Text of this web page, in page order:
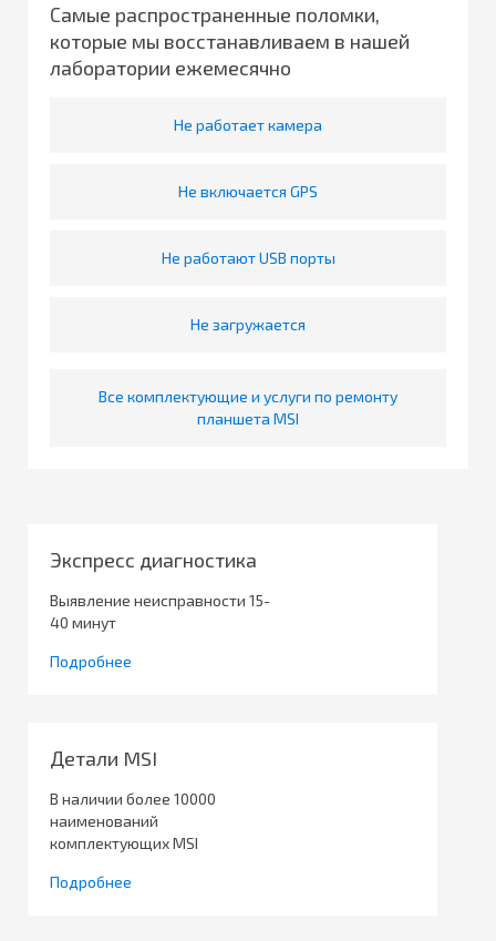
Самые распространенные поломки,
которые мы восстанавливаем в нашей
лаборатории ежемесячно
Не работает камера
Не включается GPS
Не работают USB порты
Не загружается
Все комплектующие и услуги по ремонту
планшета MSI
Экспресс диагностика
Выявление неисправности 15-
40 минут
Подробнее
Детали MSI
В наличии более 10000
наименований
комплектующих MSI
Подробнее